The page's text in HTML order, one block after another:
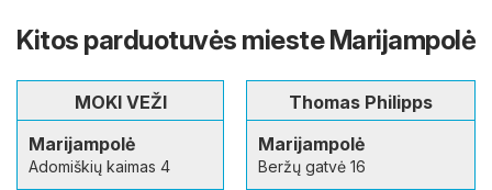
Kitos parduotuvės mieste Marijampolė
MOKI VEŽI
Marijampolė
Adomiškių kaimas 4
Thomas Philipps
Marijampolė
Beržų gatvė 16